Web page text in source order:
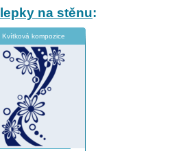
na stěnu:
Kvítková kompozice